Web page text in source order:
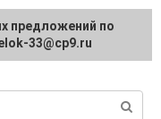
предложений по
33@cp9.ru
предложений по
33@cp9.ru